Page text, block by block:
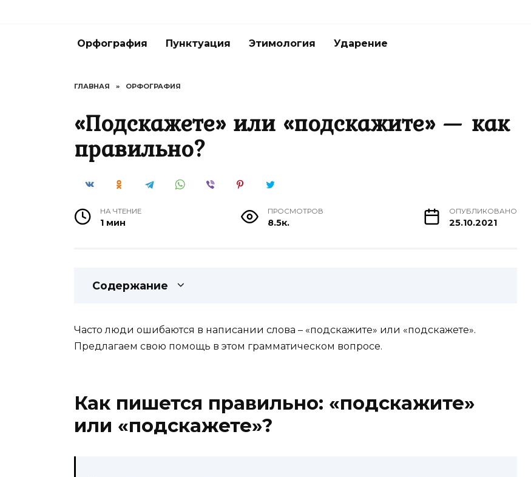
Орфография Пунктуация Этимология Ударение
ГЛАВНАЯ » ОРФОГРАФИЯ
«Подскажете» или «подскажите» — как
правильно?
НА ЧТЕНИЕ
1 мин
ПРОСМОТРОВ
8.5к.
ОПУБЛИКОВАНО
25.10.2021
Содержание
Часто люди ошибаются в написании слова – «подскажите» или «подскажете».
Предлагаем свою помощь в этом грамматическом вопросе.
Как пишется правильно: «подскажите»
или «подскажете»?